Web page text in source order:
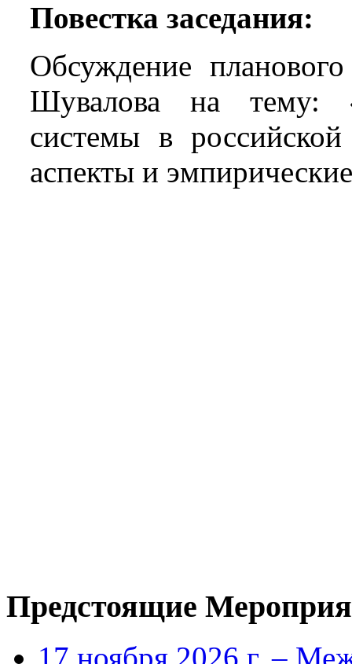
Повестка заседания:
Обсуждение
Шувалова на тему:
системы в российской
аспекты и
Предстоящие
17 ноября 2026 г. –